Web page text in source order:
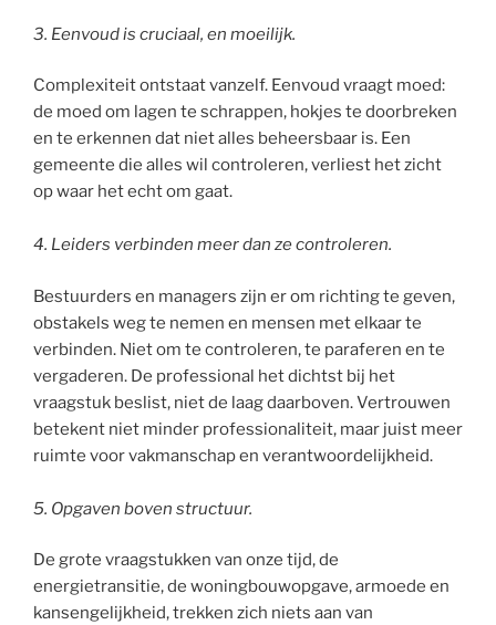
3. Eenvoud is cruciaal, en moeilijk.
Complexiteit ontstaat vanzelf. Eenvoud vraagt moed:
de moed om lagen te schrappen, hokjes te doorbreken
en te erkennen dat niet alles beheersbaar is. Een
gemeente die alles wil controleren, verliest het zicht
op waar het echt om gaat.
4. Leiders verbinden meer dan ze controleren.
Bestuurders en managers zijn er om richting te geven,
obstakels weg te nemen en mensen met elkaar te
verbinden. Niet om te controleren, te paraferen en te
vergaderen. De professional het dichtst bij het
vraagstuk beslist, niet de laag daarboven. Vertrouwen
betekent niet minder professionaliteit, maar juist meer
ruimte voor vakmanschap en verantwoordelijkheid.
5. Opgaven boven structuur.
De grote vraagstukken van onze tijd, de
energietransitie, de woningbouwopgave, armoede en
kansengelijkheid, trekken zich niets aan van